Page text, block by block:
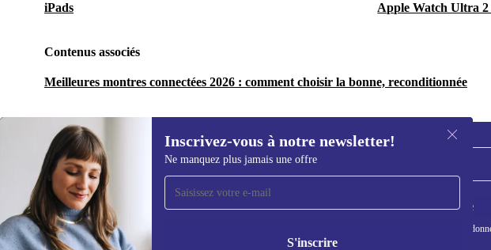
iPads Apple Watch Ultra 2
Contenus associés
Meilleures montres connectées 2026 : comment choisir la bonne, reconditionnée
Inscrivez-vous à notre newsletter!
Ne manquez plus jamais une offre
S'inscrire
Recevoir offres et infos de
refurbed par mail
Ne manquez plus aucune offre.
S'inscrire
Retrouvez les informations sur l'utilisation des
politique de confidentialité